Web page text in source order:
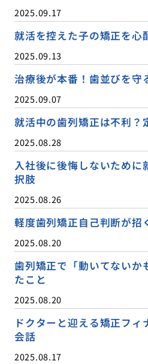
2025.09.17
就活を控えた子の矯正を心
2025.09.13
治療後が本番！歯並びを守
2025.09.07
就活中の歯列矯正は不利？
2025.08.28
入社後に後悔しないために
択肢
2025.08.26
軽度歯列矯正自己判断が招
2025.08.20
歯列矯正で「動いてないか
たこと
2025.08.20
ドクターと迎える矯正フ
会話
2025.08.17